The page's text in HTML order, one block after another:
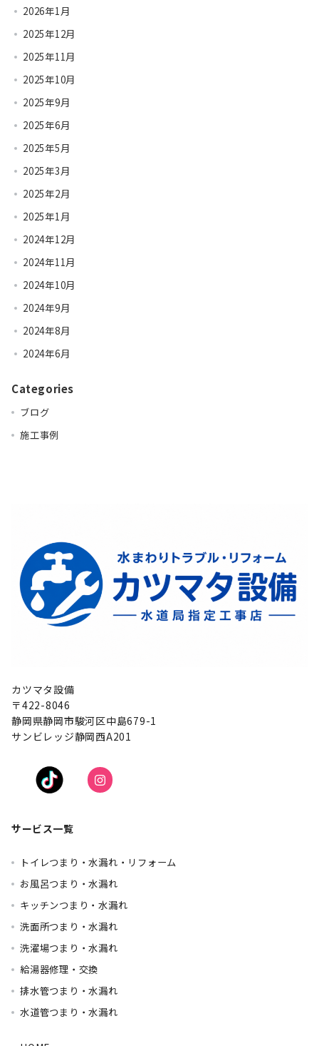
2026年1月
2025年12月
2025年11月
2025年10月
2025年9月
2025年6月
2025年5月
2025年3月
2025年2月
2025年1月
2024年12月
2024年11月
2024年10月
2024年9月
2024年8月
2024年6月
Categories
ブログ
施工事例
カツマタ設備
〒422-8046
静岡県静岡市駿河区中島679-1
サンビレッジ静岡西A201
サービス一覧
トイレつまり・水漏れ・リフォーム
お風呂つまり・水漏れ
キッチンつまり・水漏れ
洗面所つまり・水漏れ
洗濯場つまり・水漏れ
給湯器修理・交換
排水管つまり・水漏れ
水道管つまり・水漏れ